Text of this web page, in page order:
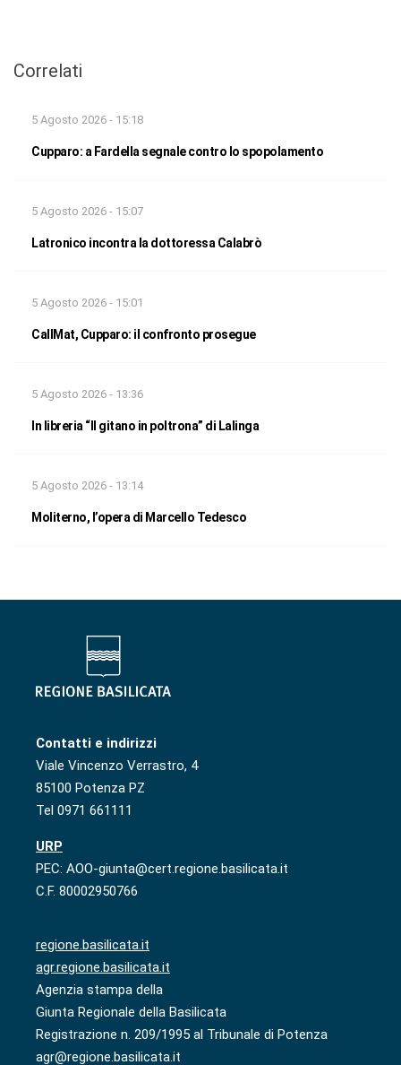
Correlati
5 Agosto 2026 - 15:18
Cupparo: a Fardella segnale contro lo spopolamento
5 Agosto 2026 - 15:07
Latronico incontra la dottoressa Calabrò
5 Agosto 2026 - 15:01
CallMat, Cupparo: il confronto prosegue
5 Agosto 2026 - 13:36
In libreria “Il gitano in poltrona” di Lalinga
5 Agosto 2026 - 13:14
Moliterno, l’opera di Marcello Tedesco
Contatti e indirizzi
Viale Vincenzo Verrastro, 4
85100 Potenza PZ
Tel 0971 661111
URP
PEC: AOO-giunta@cert.regione.basilicata.it
C.F. 80002950766
regione.basilicata.it
agr.regione.basilicata.it
Agenzia stampa della
Giunta Regionale della Basilicata
Registrazione n. 209/1995 al Tribunale di Potenza
agr@regione.basilicata.it